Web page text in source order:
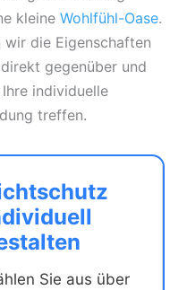
kleine Wohlfühl-Oase.
die Eigenschaften
gegenüber und
individuelle
treffen.
Sie aus über